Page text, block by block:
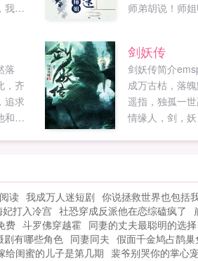
我当
师弟胡说！师
得简直天衣无缝
呢？！卿师姐
可是天生剑体
了这条心吧！
他宗门的人拉
神机门代言人
们师姐是不会
师姐你最爱的
的剑。可是你
的剑！！！结
她被迫成为万
落
，齐
追求
和大
族
山之
摘
惊天
以饕
巅！
剑妖传
剑妖传简介
成万古枯，落
遥指，独孤一
情缘人，剑，
读 我成万人迷短剧 你说拯救世界也包括
妃打入冷宫 社恐穿成反派他在恋综磕疯了
费 斗罗佛穿越霍 同妻的丈夫最聪明的选择
剧有哪些角色 同妻同夫 假面千金鸠占鹊
给闺蜜的儿子是第几期 裴爷别哭你的掌心